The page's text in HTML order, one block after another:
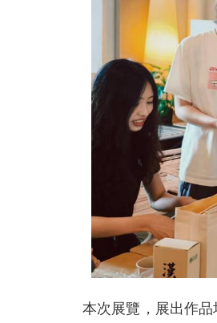
本次展覽，展出作品